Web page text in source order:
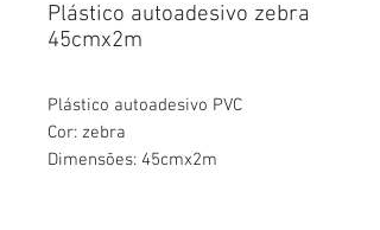
Plástico autoadesivo zebra
45cmx2m
Plástico autoadesivo PVC
Cor: zebra
Dimensões: 45cmx2m